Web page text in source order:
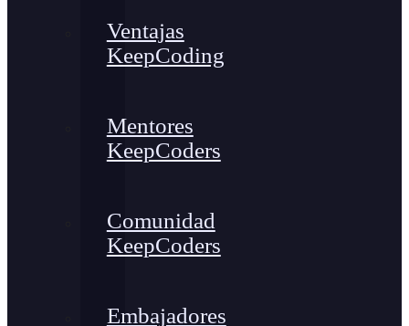
Ventajas
KeepCoding
Mentores
KeepCoders
Comunidad
KeepCoders
Embajadores